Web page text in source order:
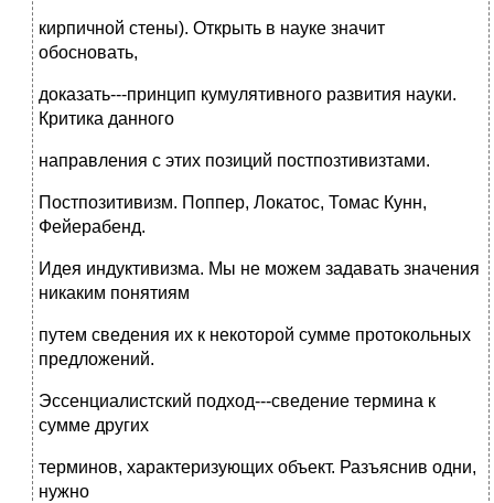
кирпичной стены). Открыть в науке значит
обосновать,
доказать---принцип кумулятивного развития науки.
Критика данного
направления с этих позиций постпозтивизтами.
Постпозитивизм. Поппер, Локатос, Томас Кунн,
Фейерабенд.
Идея индуктивизма. Мы не можем задавать значения
никаким понятиям
путем сведения их к некоторой сумме протокольных
предложений.
Эссенциалистский подход---сведение термина к
сумме других
терминов, характеризующих объект. Разъяснив одни,
нужно